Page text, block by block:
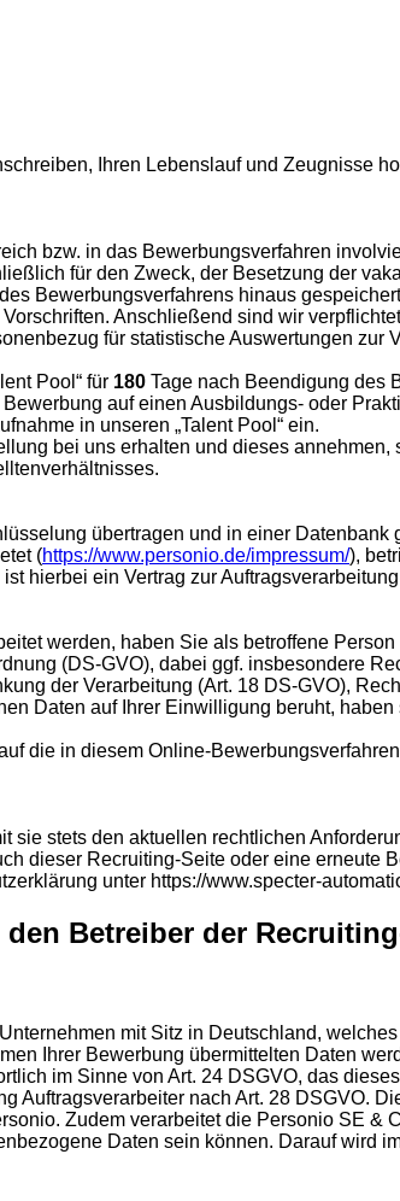
Ihren Lebenslauf und Zeugnisse
bzw. in das Bewerbungsverfahren
für den Zweck, der Besetzung der
Bewerbungsverfahrens hinaus
Anschließend sind wir
für statistische Auswertungen zur
Pool“ für 180 Tage nach Beendigung des
auf einen Ausbildungs- oder
in unseren „Talent Pool“ ein.
bei uns erhalten und dieses
übertragen und in einer
(https://www.personio.de/impressum/),
hierbei ein Vertrag zur
werden, haben Sie als betroffene
(DS-GVO), dabei ggf. insbesondere
der Verarbeitung (Art. 18 DS-GVO),
Daten auf Ihrer Einwilligung beruht,
die in diesem Online-
stets den aktuellen rechtlichen
dieser Recruiting-Seite oder eine erneute
unter https://www.specter-
Betreiber der
mit Sitz in Deutschland,
Ihrer Bewerbung übermittelten Daten
im Sinne von Art. 24 DSGVO, das
Auftragsverarbeiter nach Art. 28 DSGVO.
Zudem verarbeitet die Personio SE
Daten sein können. Darauf wird